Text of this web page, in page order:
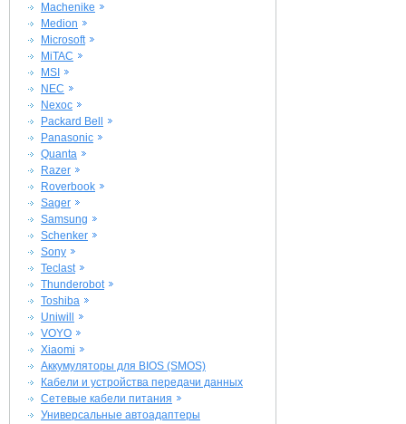
Machenike
Medion
Microsoft
MiTAC
MSI
NEC
Nexoc
Packard Bell
Panasonic
Quanta
Razer
Roverbook
Sager
Samsung
Schenker
Sony
Teclast
Thunderobot
Toshiba
Uniwill
VOYO
Xiaomi
Аккумуляторы для BIOS (SMOS)
Кабели и устройства передачи данных
Сетевые кабели питания
Универсальные автоадаптеры